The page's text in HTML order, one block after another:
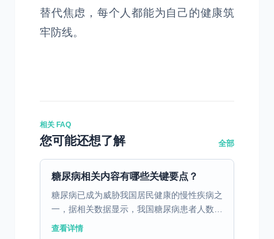
替代焦虑，每个人都能为自己的健康筑
牢防线。
相关 FAQ
您可能还想了解 全部
糖尿病相关内容有哪些关键要点？
糖尿病已成为威胁我国居民健康的慢性疾病之
一，据相关数据显示，我国糖尿病患者人数超
1.4亿，且呈年轻化趋势。很多人对糖尿病存
查看详情